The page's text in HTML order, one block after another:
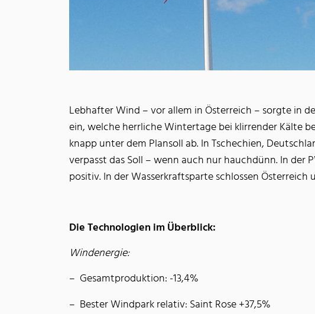
Lebhafter Wind – vor allem in Österreich – sorgte in
ein, welche herrliche Wintertage bei klirrender Kälte
knapp unter dem Plansoll ab. In Tschechien,
verpasst das Soll – wenn auch nur hauchdünn. In
positiv. In der Wasserkraftsparte schlossen
Die Technologien im Überblick:
Windenergie:
Gesamtproduktion: -13,4%
Bester Windpark relativ: Saint Rose +37,5%